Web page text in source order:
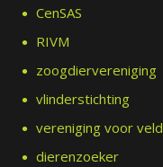
CenSAS
RIVM
zoogdiervereniging
vlinderstichting
vereniging voor
dierenzoeker